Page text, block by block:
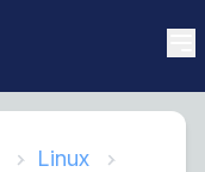
Linux